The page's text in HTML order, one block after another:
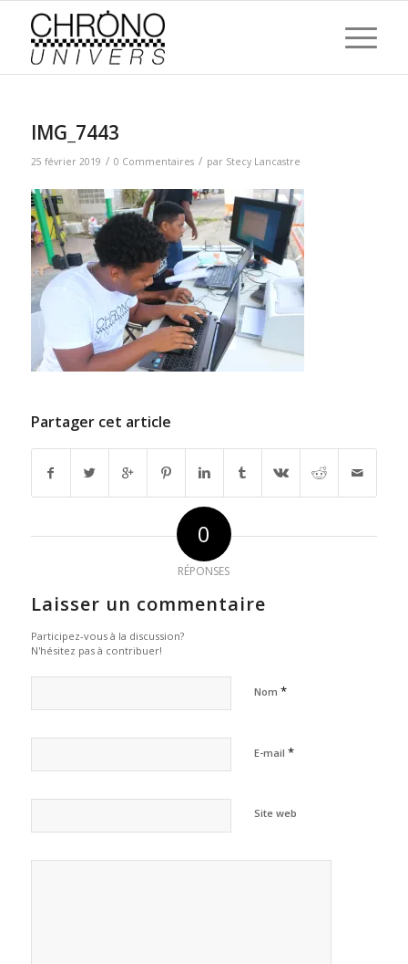
IMG_7443
25 février 2019 / 0 Commentaires / par Stecy Lancastre
Partager cet article
0
RÉPONSES
Laisser un commentaire
Participez-vous à la discussion?
N'hésitez pas à contribuer!
Nom *
E-mail *
Site web